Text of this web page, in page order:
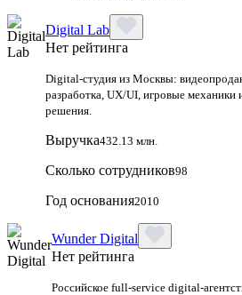
Digital Lab
Нет рейтинга
Digital-студия из Москвы:
разработка, UX/UI, игровые
решения.
Выручка432.13 млн.
Сколько сотрудников98
Год основания2010
Wunder Digital
Нет рейтинга
Российское full-service digital-